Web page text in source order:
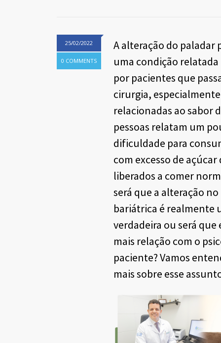
25/02/2022
0 COMMENTS
A alteração do paladar
uma condição
por pacientes que
cirurgia,
relacionadas ao sabor
pessoas relatam um
dificuldade para
com excesso de
liberados a comer
será que a alteração
bariátrica é realmente
verdadeira ou será
mais relação com o
paciente? Vamos
mais sobre esse